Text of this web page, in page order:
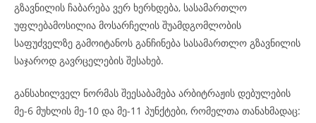
გზავნილის ჩაბარება ვერ ხერხდება, სასამართლო
უფლებამოსილია მოსარჩელის შუამდგომლობის
საფუძველზე გამოიტანოს განჩინება სასამართლო გზავნილის
საჯაროდ გავრცელების შესახებ.
განსახილველ ნორმას შეესაბამება არბიტრაჟის დებულების
მე-6 მუხლის მე-10 და მე-11 პუნქტები, რომელთა თანახმადაც: